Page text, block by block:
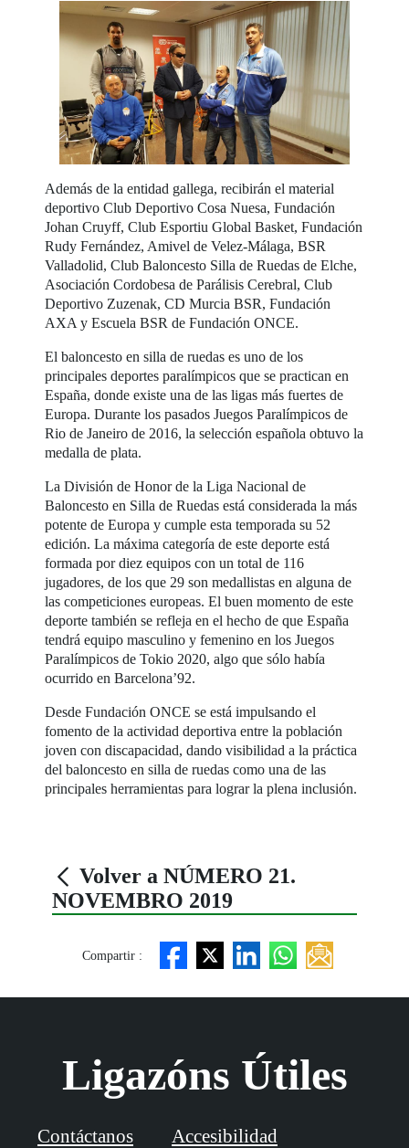
Además de la entidad gallega, recibirán el material
deportivo Club Deportivo Cosa Nuesa, Fundación
Johan Cruyff, Club Esportiu Global Basket, Fundación
Rudy Fernández, Amivel de Velez-Málaga, BSR
Valladolid, Club Baloncesto Silla de Ruedas de Elche,
Asociación Cordobesa de Parálisis Cerebral, Club
Deportivo Zuzenak, CD Murcia BSR, Fundación
AXA y Escuela BSR de Fundación ONCE.
El baloncesto en silla de ruedas es uno de los
principales deportes paralímpicos que se practican en
España, donde existe una de las ligas más fuertes de
Europa. Durante los pasados Juegos Paralímpicos de
Rio de Janeiro de 2016, la selección española obtuvo la
medalla de plata.
La División de Honor de la Liga Nacional de
Baloncesto en Silla de Ruedas está considerada la más
potente de Europa y cumple esta temporada su 52
edición. La máxima categoría de este deporte está
formada por diez equipos con un total de 116
jugadores, de los que 29 son medallistas en alguna de
las competiciones europeas. El buen momento de este
deporte también se refleja en el hecho de que España
tendrá equipo masculino y femenino en los Juegos
Paralímpicos de Tokio 2020, algo que sólo había
ocurrido en Barcelona’92.
Desde Fundación ONCE se está impulsando el
fomento de la actividad deportiva entre la población
joven con discapacidad, dando visibilidad a la práctica
del baloncesto en silla de ruedas como una de las
principales herramientas para lograr la plena inclusión.
Volver a NÚMERO 21.
NOVEMBRO 2019
Compartir :
Ligazóns Útiles
Contáctanos Accesibilidad